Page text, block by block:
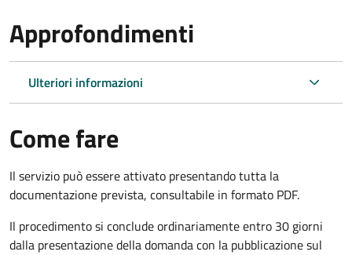
Approfondimenti
Ulteriori informazioni
Come fare
Il servizio può essere attivato presentando tutta la
documentazione prevista, consultabile in formato PDF.
Il procedimento si conclude ordinariamente entro 30 giorni
dalla presentazione della domanda con la pubblicazione sul